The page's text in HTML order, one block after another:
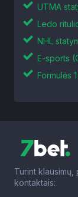
UTMA
Ledo
NHL
E-sports
Formulės
Turint
kontaktais: